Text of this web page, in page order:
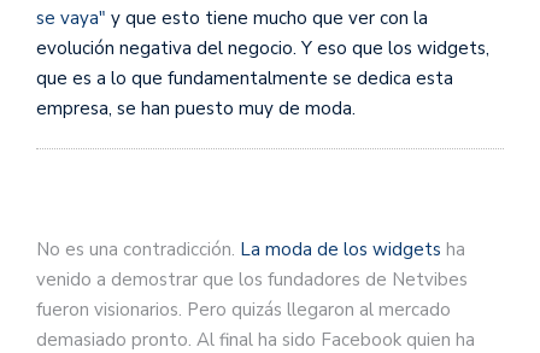
se vaya" y que esto tiene mucho que ver con la
evolución negativa del negocio. Y eso que los widgets,
que es a lo que fundamentalmente se dedica esta
empresa, se han puesto muy de moda.
No es una contradicción. La moda de los widgets ha
venido a demostrar que los fundadores de Netvibes
fueron visionarios. Pero quizás llegaron al mercado
demasiado pronto. Al final ha sido Facebook quien ha